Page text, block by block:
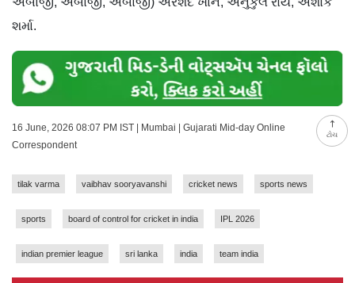
ટોચ
શર્મા.
16 June, 2026 08:07 PM IST | Mumbai | Gujarati Mid-day Online
Correspondent
tilak varma vaibhav sooryavanshi cricket news sports news
sports board of control for cricket in india IPL 2026
indian premier league sri lanka india team india